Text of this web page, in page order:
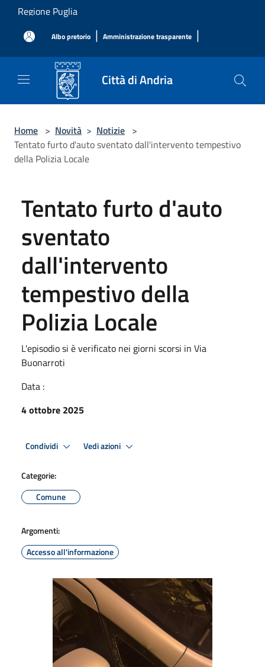
Salta al contenuto principale
Regione Puglia
Albo pretorio | Amministrazione trasparente |
Città di Andria
Home > Novità > Notizie >
Tentato furto d'auto sventato dall'intervento tempestivo
della Polizia Locale
Tentato furto d'auto
sventato
dall'intervento
tempestivo della
Polizia Locale
L'episodio si è verificato nei giorni scorsi in Via
Buonarroti
Data :
4 ottobre 2025
Condividi Vedi azioni
Categorie:
Comune
Argomenti:
Accesso all'informazione